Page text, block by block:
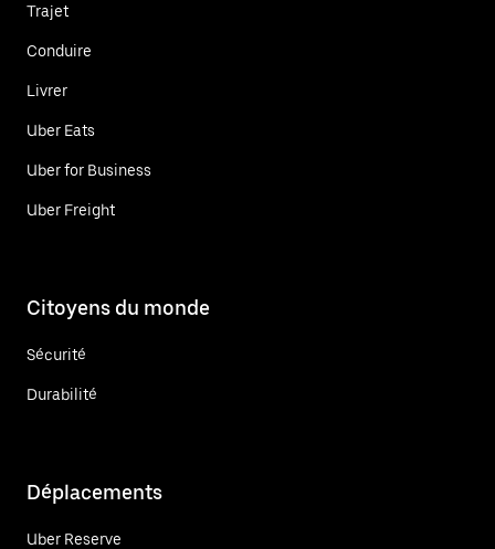
Trajet
Conduire
Livrer
Uber Eats
Uber for Business
Uber Freight
Citoyens du monde
Sécurité
Durabilité
Déplacements
Uber Reserve